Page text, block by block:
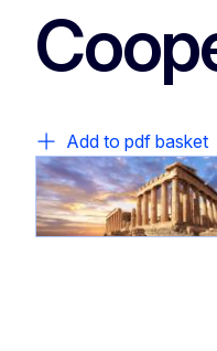
Add to pdf basket